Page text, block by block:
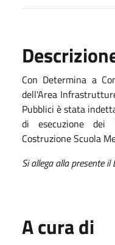
Con Determina a
dell'Area
Pubblici è stata
di esecuzione dei
Costruzione Scuola
Si allega alla presente il
A cura di